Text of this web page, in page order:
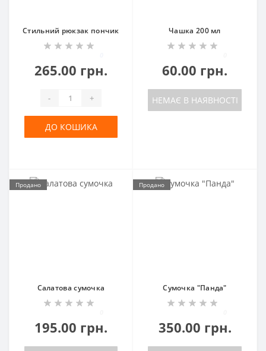
Стильний рюкзак пончик
265.00 грн.
- +
ДО КОШИКА
Чашка 200 мл
60.00 грн.
НЕМАЄ В НАЯВНОСТІ
Продано
Салатова сумочка
195.00 грн.
Продано
Сумочка "Панда"
350.00 грн.